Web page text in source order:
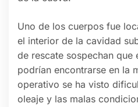
Uno de los cuerpos fue
el interior de la cavidad
de rescate sospechan que
podrían encontrarse en la
operativo se ha visto
oleaje y las malas